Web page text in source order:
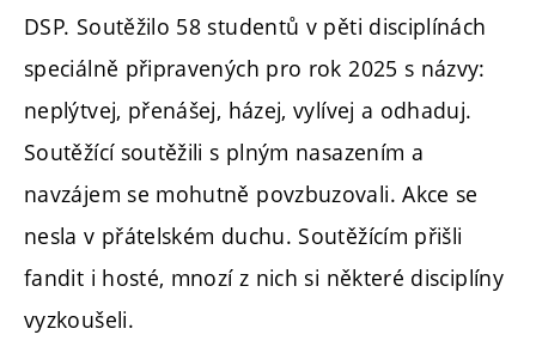
DSP. Soutěžilo 58 studentů v pěti disciplínách
speciálně připravených pro rok 2025 s názvy:
neplýtvej, přenášej, házej, vylívej a odhaduj.
Soutěžící soutěžili s plným nasazením a
navzájem se mohutně povzbuzovali. Akce se
nesla v přátelském duchu. Soutěžícím přišli
fandit i hosté, mnozí z nich si některé disciplíny
vyzkoušeli.